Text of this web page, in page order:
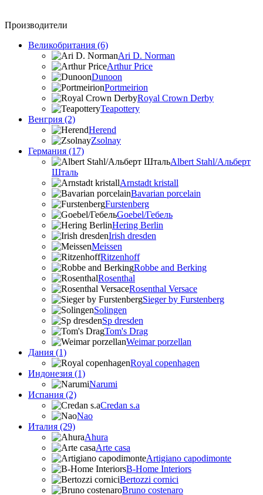
Производители
Великобритания (6)
Ari D. Norman
Arthur Price
Dunoon
Portmeirion
Royal Crown Derby
Teapottery
Венгрия (2)
Herend
Zsolnay
Германия (17)
Albert Stahl/Альбеpт
Шталь
Arnstadt kristall
Bavarian porcelain
Furstenberg
Goebel/Гебель
Hering Berlin
Irish dresden
Meissen
Ritzenhoff
Robbe and Berking
Rosenthal
Rosenthal Versace
Sieger by Furstenberg
Solingen
Sp dresden
Tom's Drag
Weimar porzellan
Дания (1)
Royal copenhagen
Индонезия (1)
Narumi
Испания (2)
Credan s.a
Nao
Италия (29)
Ahura
Arte casa
Artigiano capodimonte
B-Home Interiors
Bertozzi cornici
Bruno costenaro